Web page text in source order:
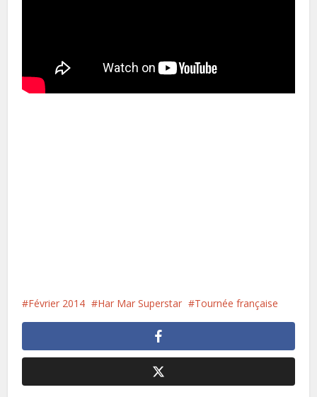
Février 2014 Har Mar Superstar Tournée française